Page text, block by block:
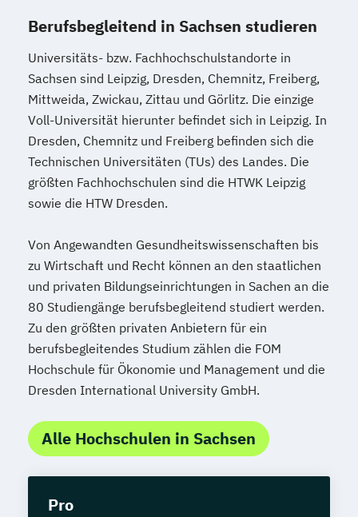
Strategy & Leadership
Supply Chain Management (SCM)
Taxation
Accounting Finance
Transport- und Logistikrecht
Transportsysteme
UX Design & Management
Unternehmensführung
Unternehmensrecht
Praxiswissen für den Finanzbereich
Vertriebs- und Handelsmanagement
Wirtschaftsbeziehungen & internationale
Politik
Wirtschaftspsychologie Wirtschaftsrecht
Wirtschaftsspanisch
Berufsbegleitend in Sachsen studieren
Universitäts- bzw. Fachhochschulstandorte in
Sachsen sind Leipzig, Dresden, Chemnitz, Freiberg,
Mittweida, Zwickau, Zittau und Görlitz. Die einzige
Voll-Universität hierunter befindet sich in Leipzig. In
Dresden, Chemnitz und Freiberg befinden sich die
Technischen Universitäten (TUs) des Landes. Die
größten Fachhochschulen sind die HTWK Leipzig
sowie die HTW Dresden.
Von Angewandten Gesundheitswissenschaften bis
zu Wirtschaft und Recht können an den staatlichen
und privaten Bildungseinrichtungen in Sachen an die
80 Studiengänge berufsbegleitend studiert werden.
Zu den größten privaten Anbietern für ein
berufsbegleitendes Studium zählen die FOM
Hochschule für Ökonomie und Management und die
Dresden International University GmbH.
Alle Hochschulen in Sachsen
Pro